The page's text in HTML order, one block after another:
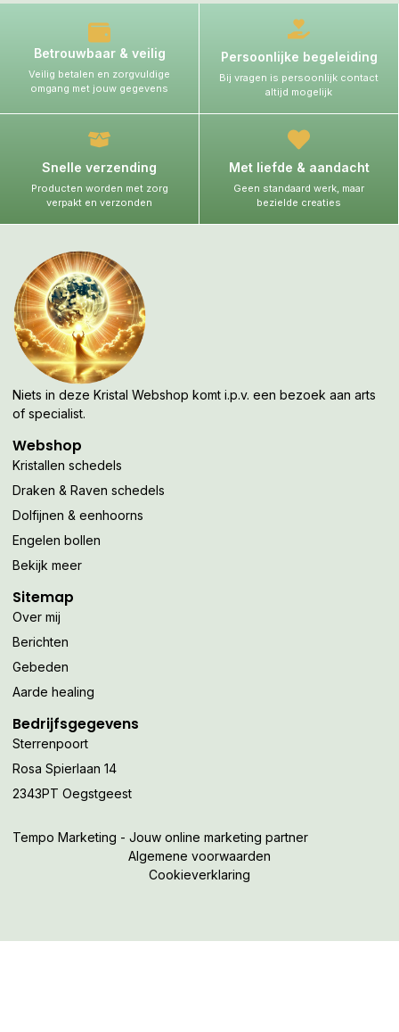
Betrouwbaar & veilig
Veilig betalen en zorgvuldige
omgang met jouw gegevens
Persoonlijke begeleiding
Bij vragen is persoonlijk contact
altijd mogelijk
Snelle verzending
Producten worden met zorg
verpakt en verzonden
Met liefde & aandacht
Geen standaard werk, maar
bezielde creaties
Niets in deze Kristal Webshop komt i.p.v. een bezoek aan arts
of specialist.
Webshop
Kristallen schedels
Draken & Raven schedels
Dolfijnen & eenhoorns
Engelen bollen
Bekijk meer
Sitemap
Over mij
Berichten
Gebeden
Aarde healing
Bedrijfsgegevens
Sterrenpoort
Rosa Spierlaan 14
2343PT Oegstgeest
Tempo Marketing - Jouw online marketing partner
Algemene voorwaarden
Cookieverklaring